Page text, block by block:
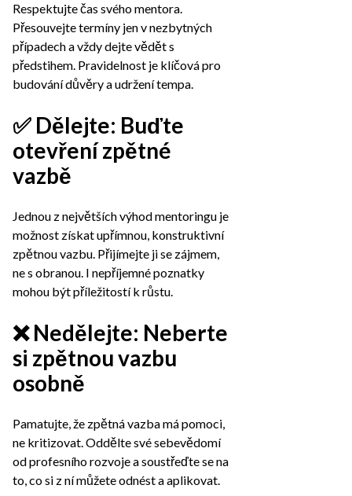
Respektujte čas svého mentora.
Přesouvejte termíny jen v nezbytných
případech a vždy dejte vědět s
předstihem. Pravidelnost je klíčová pro
budování důvěry a udržení tempa.
✅ Dělejte: Buďte
otevření zpětné
vazbě
Jednou z největších výhod mentoringu je
možnost získat upřímnou, konstruktivní
zpětnou vazbu. Přijímejte ji se zájmem,
ne s obranou. I nepříjemné poznatky
mohou být příležitostí k růstu.
❌ Nedělejte: Neberte
si zpětnou vazbu
osobně
Pamatujte, že zpětná vazba má pomoci,
ne kritizovat. Oddělte své sebevědomí
od profesního rozvoje a soustřeďte se na
to, co si z ní můžete odnést a aplikovat.